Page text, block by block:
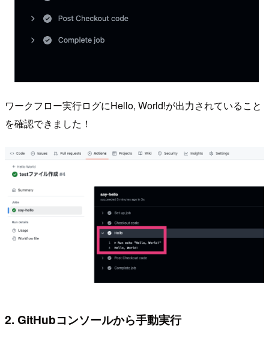
ワークフロー実行ログにHello, World!が出力されていること
を確認できました！
2. GitHubコンソールから手動実行